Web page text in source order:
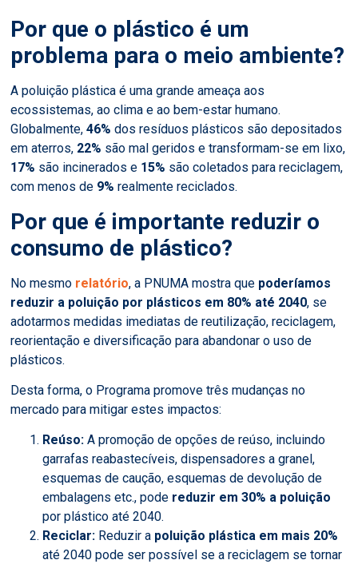
Por que o plástico é um
problema para o meio ambiente?
A poluição plástica é uma grande ameaça aos
ecossistemas, ao clima e ao bem-estar humano.
Globalmente,46% dos resíduos plásticos são depositados
em aterros, 22% são mal geridos e transformam-se em lixo,
17% são incinerados e 15% são coletados para reciclagem,
com menos de 9% realmente reciclados.
Por que é importante reduzir o
consumo de plástico?
No mesmo relatório, a PNUMA mostra que poderíamos
reduzir a poluição por plásticos em 80% até 2040, se
adotarmos medidas imediatas de reutilização, reciclagem,
reorientação e diversificação para abandonar o uso de
plásticos.
Desta forma, o Programa promove três mudanças no
mercado para mitigar estes impactos:
Reúso:A promoção de opções de reúso, incluindo
garrafas reabastecíveis, dispensadores a granel,
esquemas de caução, esquemas de devolução de
embalagens etc., pode reduzir em 30% a poluição
por plástico até 2040.
Reciclar: Reduzir a poluição plástica em mais 20%
até 2040 pode ser possível se a reciclagem se tornar